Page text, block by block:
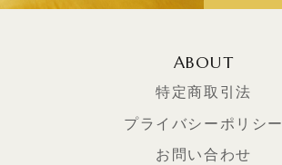
ABOUT
特定商取引法
プライバシーポリシー
お問い合わせ